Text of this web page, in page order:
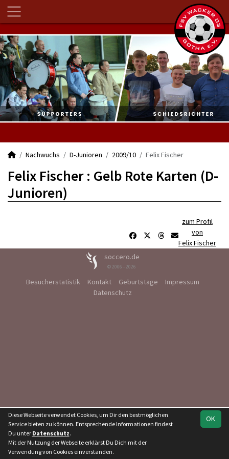
Nachwuchs D-Junioren 2009/10 Felix Fischer
Felix Fischer : Gelb Rote Karten (D-
Junioren)
zum Profil
von
Felix Fischer
soccero.de
© 2006 - 2026
Besucherstatistik Kontakt Geburtstage
Impressum
Datenschutz
OK
Diese Webseite verwendet Cookies, um Dir den bestmöglichen
Service bieten zu können. Entsprechende Informationen findest
Du unter Datenschutz.
Mit der Nutzung der Webseite erklärst Du Dich mit der
Verwendung von Cookies einverstanden.